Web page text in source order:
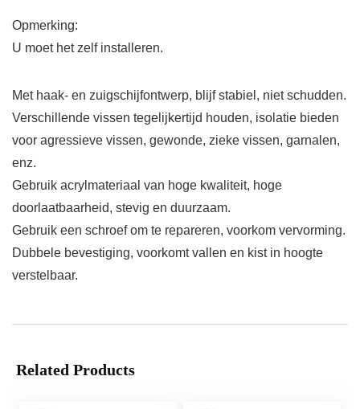
Opmerking:
U moet het zelf installeren.
Met haak- en zuigschijfontwerp, blijf stabiel, niet schudden.
Verschillende vissen tegelijkertijd houden, isolatie bieden
voor agressieve vissen, gewonde, zieke vissen, garnalen,
enz.
Gebruik acrylmateriaal van hoge kwaliteit, hoge
doorlaatbaarheid, stevig en duurzaam.
Gebruik een schroef om te repareren, voorkom vervorming.
Dubbele bevestiging, voorkomt vallen en kist in hoogte
verstelbaar.
Related Products